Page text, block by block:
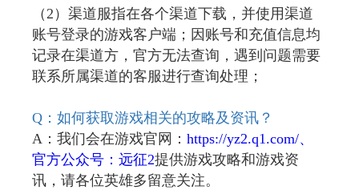
（2）渠道服指在各个渠道下载，并使用渠道
账号登录的游戏客户端；因账号和充值信息均
记录在渠道方，官方无法查询，遇到问题需要
联系所属渠道的客服进行查询处理；
Q ：如何获取游戏相关的攻略及资讯？
A：我们会在游戏官网： https://yz2.q1.com/、
官方公众号：远征2提供游戏攻略和游戏资
讯，请各位英雄多留意关注。